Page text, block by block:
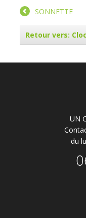
SONNETTE
Retour vers:
UN
du